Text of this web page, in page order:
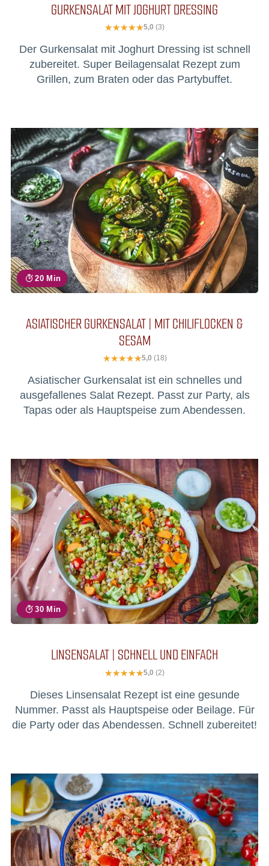
GURKENSALAT MIT JOGHURT DRESSING
5,0 (3)
Der Gurkensalat mit Joghurt Dressing ist schnell
zubereitet. Super Beilagensalat Rezept zum
Grillen, zum Braten oder das Partybuffet.
20 Min
ASIATISCHER GURKENSALAT | MIT CHILIFLOCKEN &
SESAM
5,0 (18)
Asiatischer Gurkensalat ist ein schnelles und
ausgefallenes Salat Rezept. Passt zur Party, als
Tapas oder als Hauptspeise zum Abendessen.
30 Min
LINSENSALAT | SCHNELL UND EINFACH
5,0 (2)
Dieses Linsensalat Rezept ist eine gesunde
Nummer. Passt als Hauptspeise oder Beilage. Für
die Party oder das Abendessen. Schnell zubereitet!